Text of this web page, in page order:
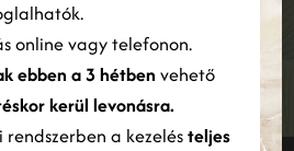
online vagy telefonon.
ebben a 3 hétben vehető
kerül levonásra.
a kezelésteljes
Webhelyünk Ön általi
megosztjuk hirdetési és
akik egyesíthetik azokat más
Ön biztosított számukra, vagy
Ön általi használatából gyűjtöttek